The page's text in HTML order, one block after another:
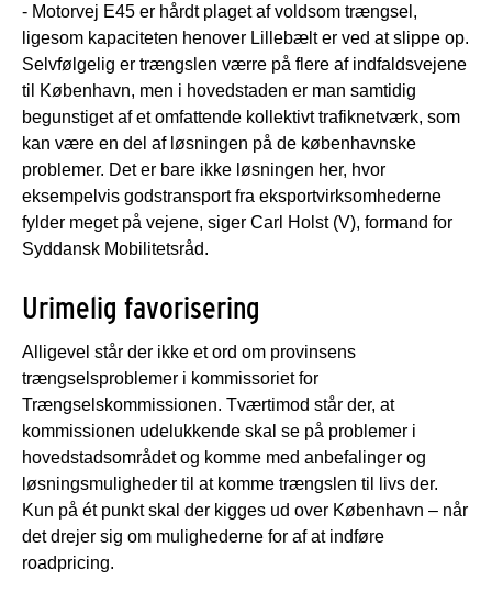
- Motorvej E45 er hårdt plaget af voldsom trængsel,
ligesom kapaciteten henover Lillebælt er ved at slippe op.
Selvfølgelig er trængslen værre på flere af indfaldsvejene
til København, men i hovedstaden er man samtidig
begunstiget af et omfattende kollektivt trafiknetværk, som
kan være en del af løsningen på de københavnske
problemer. Det er bare ikke løsningen her, hvor
eksempelvis godstransport fra eksportvirksomhederne
fylder meget på vejene, siger Carl Holst (V), formand for
Syddansk Mobilitetsråd.
Urimelig favorisering
Alligevel står der ikke et ord om provinsens
trængselsproblemer i kommissoriet for
Trængselskommissionen. Tværtimod står der, at
kommissionen udelukkende skal se på problemer i
hovedstadsområdet og komme med anbefalinger og
løsningsmuligheder til at komme trængslen til livs der.
Kun på ét punkt skal der kigges ud over København – når
det drejer sig om mulighederne for af at indføre
roadpricing.